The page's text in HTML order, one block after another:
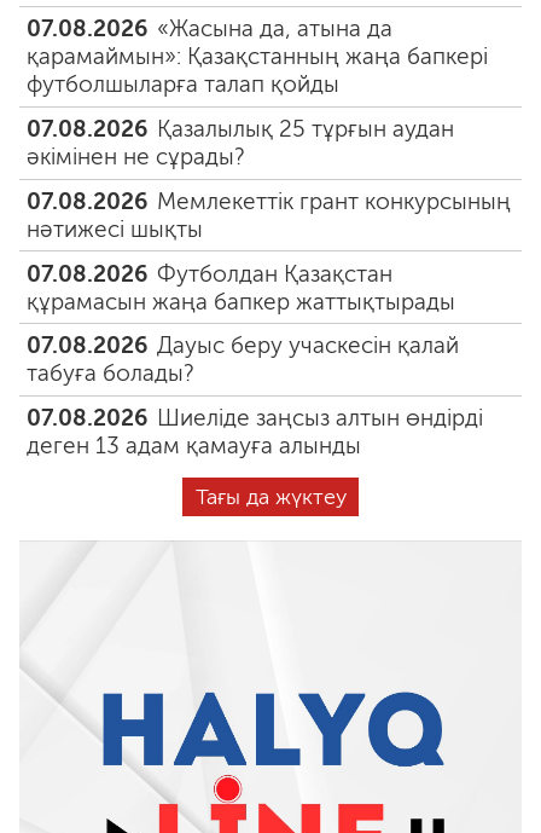
07.08.2026 «Жасына да, атына да
қарамаймын»: Қазақстанның жаңа бапкері
футболшыларға талап қойды
07.08.2026 Қазалылық 25 тұрғын аудан
әкімінен не сұрады?
07.08.2026 Мемлекеттік грант конкурсының
нәтижесі шықты
07.08.2026 Футболдан Қазақстан
құрамасын жаңа бапкер жаттықтырады
07.08.2026 Дауыс беру учаскесін қалай
табуға болады?
07.08.2026 Шиеліде заңсыз алтын өндірді
деген 13 адам қамауға алынды
Тағы да жүктеу